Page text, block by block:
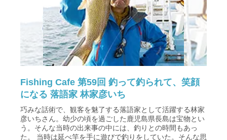
Fishing Cafe 第59回 釣って釣られて、笑顔
になる 落語家 林家彦いち
巧みな話術で、観客を魅了する落語家として活躍する林家
彦いちさん。幼少の頃を過ごした鹿児島県長島は宝物とい
う。そんな当時の出来事の中には、釣りとの時間もあっ
た。 当時は延べ竿を手に遊びで釣りをしていた。そんな思